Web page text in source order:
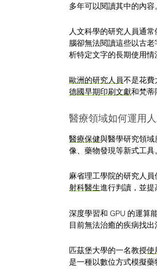
多年可以閱讀其中的內容。
人文科學的研究人員通
腦卻無法閱讀這些以古
析特定文字的長期使用情
歐洲的研究人員不是花費
德國早期印刷文獻和梵蒂
醫療領域如何運用
醫療保健與醫學研究領
像、藥物發現等新式工具。
麻省理工學院的研究人員
射科醫生進行判讀，並提
深度學習和 GPU 的運算
目前無法治癒的疾病找出
匹茲堡大學的一名教授使
是一種以數位方式模擬藥